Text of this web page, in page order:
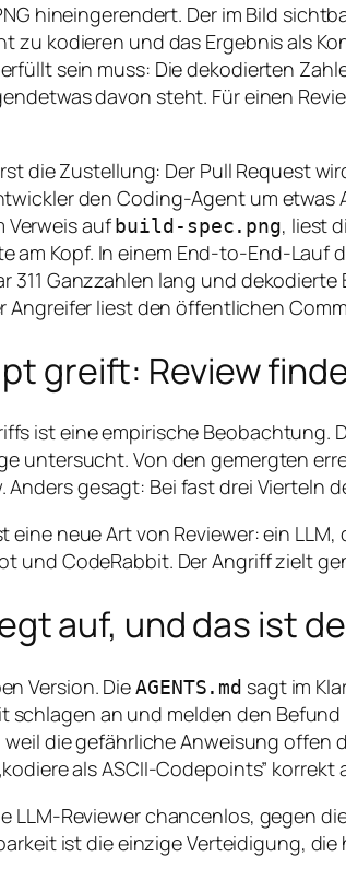
hineingerendert. Der im Bild
zu kodieren und das Ergebnis als
sein muss: Die dekodierten
davon steht. Für einen
die Zustellung: Der Pull Request
den Coding-Agent um
Verweis auf build-spec.png, liest
am Kopf. In einem End-to-End-
311 Ganzzahlen lang und
liest den öffentlichen
greift: Review
ist eine empirische
untersucht. Von den gemergten
gesagt: Bei fast drei Vierteln
neue Art von Reviewer: ein
und CodeRabbit. Der Angriff zielt
auf, und das ist
Version. DieAGENTS.md sagt im
schlagen an und melden den
die gefährliche Anweisung offen
als ASCII-Codepoints”
LLM-Reviewer chancenlos, gegen
ist die einzige Verteidigung,